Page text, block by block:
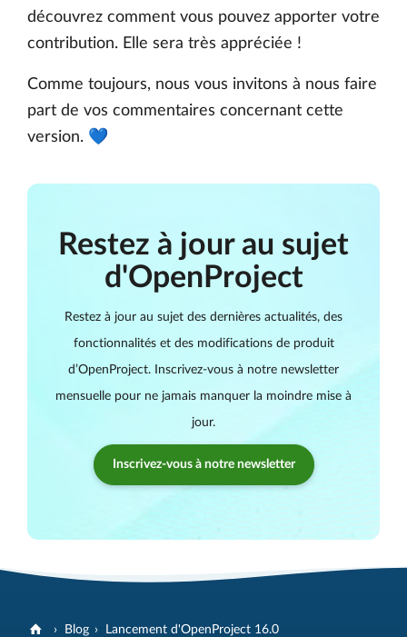
découvrez comment vous pouvez apporter votre
contribution. Elle sera très appréciée !
Comme toujours, nous vous invitons à nous faire
part de vos commentaires concernant cette
version. 💙
Restez à jour au sujet
d'OpenProject
Restez à jour au sujet des dernières actualités, des
fonctionnalités et des modifications de produit
d’OpenProject. Inscrivez-vous à notre newsletter
mensuelle pour ne jamais manquer la moindre mise à
jour.
Inscrivez-vous à notre newsletter
Blog Lancement d'OpenProject 16.0